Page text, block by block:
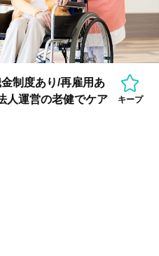
制度あり/再雇用あ
人運営の老健でケア
キープ